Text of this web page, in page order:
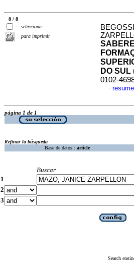
8 / 8
selecciona
para imprimir
DO SUL
0102-
·
página 1 de 1
Refinar la búsqueda
Base de datos : article
Buscar
1
2
3
Search